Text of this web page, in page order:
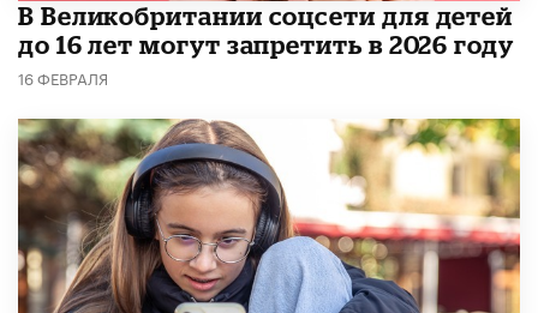
В Великобритании соцсети для детей
до 16 лет могут запретить в 2026 году
16 ФЕВРАЛЯ